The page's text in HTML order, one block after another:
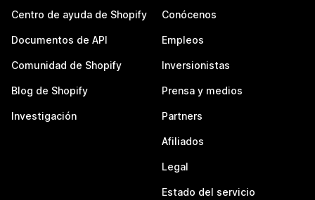
Centro de ayuda de Shopify
Documentos de API
Comunidad de Shopify
Blog de Shopify
Investigación
Conócenos
Empleos
Inversionistas
Prensa y medios
Partners
Afiliados
Legal
Estado del servicio